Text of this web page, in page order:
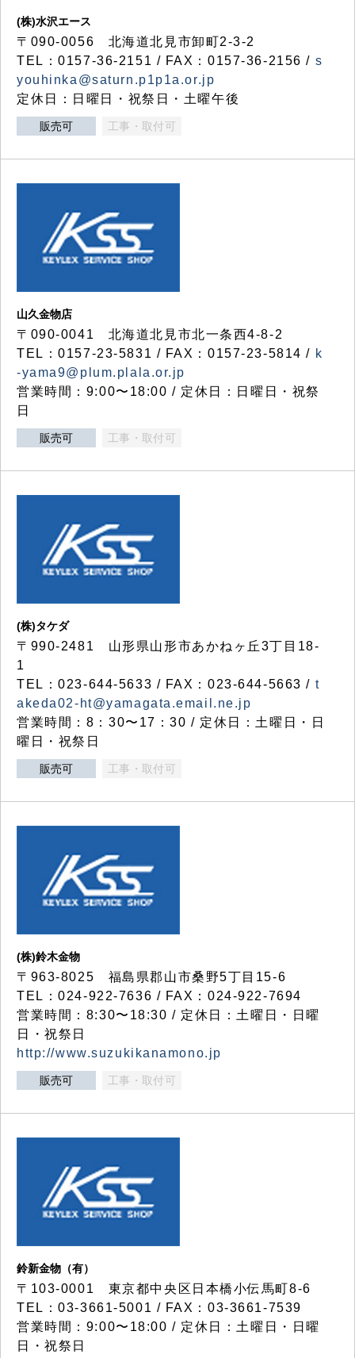
(株)水沢エース
〒090-0056 北海道北見市卸町2-3-2
TEL：0157-36-2151 / FAX：0157-36-2156 / s
youhinka@saturn.p1p1a.or.jp
定休日：日曜日・祝祭日・土曜午後
販売可 工事・取付可
山久金物店
〒090-0041 北海道北見市北一条西4-8-2
TEL：0157-23-5831 / FAX：0157-23-5814 / k
-yama9@plum.plala.or.jp
営業時間：9:00〜18:00 / 定休日：日曜日・祝祭
日
販売可 工事・取付可
(株)タケダ
〒990-2481 山形県山形市あかねヶ丘3丁目18-
1
TEL：023-644-5633 / FAX：023-644-5663 / t
akeda02-ht@yamagata.email.ne.jp
営業時間：8：30〜17：30 / 定休日：土曜日・日
曜日・祝祭日
販売可 工事・取付可
(株)鈴木金物
〒963-8025 福島県郡山市桑野5丁目15-6
TEL：024-922-7636 / FAX：024-922-7694
営業時間：8:30〜18:30 / 定休日：土曜日・日曜
日・祝祭日
http://www.suzukikanamono.jp
販売可 工事・取付可
鈴新金物（有）
〒103-0001 東京都中央区日本橋小伝馬町8-6
TEL：03-3661-5001 / FAX：03-3661-7539
営業時間：9:00〜18:00 / 定休日：土曜日・日曜
日・祝祭日